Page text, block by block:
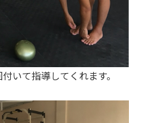
いて指導してくれます。